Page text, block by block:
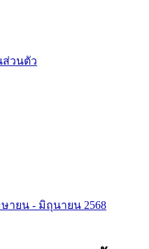
ส่วนตัว
ายน - มิถุนายน 2568